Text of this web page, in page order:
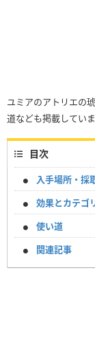
ユミアのアトリエの
道なども掲載していま
目次
入手場所・採
効果とカテゴ
使い道
関連記事